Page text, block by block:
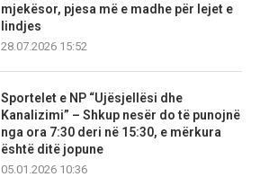
mjekësor, pjesa më e madhe për lejet e
lindjes
28.07.2026 15:52
Sportelet e NP “Ujësjellësi dhe
Kanalizimi” – Shkup nesër do të punojnë
nga ora 7:30 deri në 15:30, e mërkura
është ditë jopune
05.01.2026 10:36